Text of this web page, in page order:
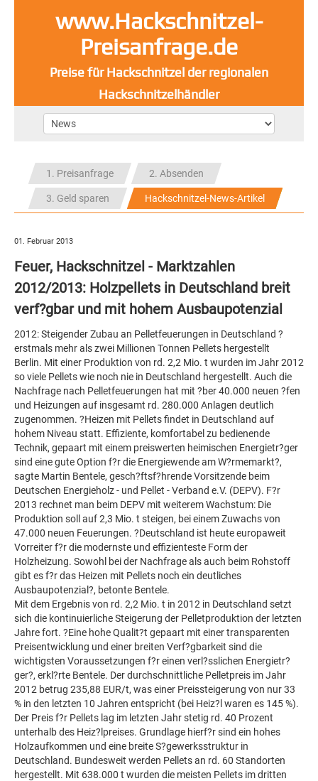
www.Hackschnitzel-
Preisanfrage.de
Preise für Hackschnitzel der regionalen
Hackschnitzelhändler
1. Preisanfrage 2. Absenden
3. Geld sparen Hackschnitzel-News-Artikel
01. Februar 2013
Feuer, Hackschnitzel - Marktzahlen
2012/2013: Holzpellets in Deutschland breit
verf?gbar und mit hohem Ausbaupotenzial
2012: Steigender Zubau an Pelletfeuerungen in Deutschland ?
erstmals mehr als zwei Millionen Tonnen Pellets hergestellt
Berlin. Mit einer Produktion von rd. 2,2 Mio. t wurden im Jahr 2012
so viele Pellets wie noch nie in Deutschland hergestellt. Auch die
Nachfrage nach Pelletfeuerungen hat mit ?ber 40.000 neuen ?fen
und Heizungen auf insgesamt rd. 280.000 Anlagen deutlich
zugenommen. ?Heizen mit Pellets findet in Deutschland auf
hohem Niveau statt. Effiziente, komfortabel zu bedienende
Technik, gepaart mit einem preiswerten heimischen Energietr?ger
sind eine gute Option f?r die Energiewende am W?rmemarkt?,
sagte Martin Bentele, gesch?ftsf?hrende Vorsitzende beim
Deutschen Energieholz - und Pellet - Verband e.V. (DEPV). F?r
2013 rechnet man beim DEPV mit weiterem Wachstum: Die
Produktion soll auf 2,3 Mio. t steigen, bei einem Zuwachs von
47.000 neuen Feuerungen. ?Deutschland ist heute europaweit
Vorreiter f?r die modernste und effizienteste Form der
Holzheizung. Sowohl bei der Nachfrage als auch beim Rohstoff
gibt es f?r das Heizen mit Pellets noch ein deutliches
Ausbaupotenzial?, betonte Bentele.
Mit dem Ergebnis von rd. 2,2 Mio. t in 2012 in Deutschland setzt
sich die kontinuierliche Steigerung der Pelletproduktion der letzten
Jahre fort. ?Eine hohe Qualit?t gepaart mit einer transparenten
Preisentwicklung und einer breiten Verf?gbarkeit sind die
wichtigsten Voraussetzungen f?r einen verl?sslichen Energietr?
ger?, erkl?rte Bentele. Der durchschnittliche Pelletpreis im Jahr
2012 betrug 235,88 EUR/t, was einer Preissteigerung von nur 33
% in den letzten 10 Jahren entspricht (bei Heiz?l waren es 145 %).
Der Preis f?r Pellets lag im letzten Jahr stetig rd. 40 Prozent
unterhalb des Heiz?lpreises. Grundlage hierf?r sind ein hohes
Holzaufkommen und eine breite S?gewerksstruktur in
Deutschland. Bundesweit werden Pellets an rd. 60 Standorten
hergestellt. Mit 638.000 t wurden die meisten Pellets im dritten